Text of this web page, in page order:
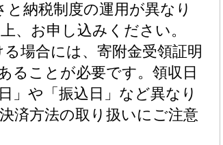
納税制度の運用が異なり
、お申し込みください。
場合には、寄附金受領証明
ることが必要です。領収日
」や「振込日」など異なり
済方法の取り扱いにご注意